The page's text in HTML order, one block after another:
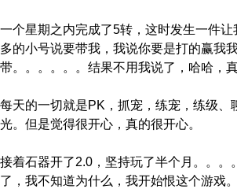
一个星期之内完成了5转，这时发生一件
多的小号说要带我，我说你要是打的赢我
带。。。。。。结果不用我说了，哈哈，真
每天的一切就是PK，抓宠，练宠，练级、
光。但是觉得很开心，真的很开心。
接着石器开了2.0，坚持玩了半个月。。。
了，我不知道为什么，我开始恨这个游戏。